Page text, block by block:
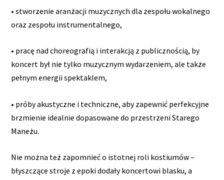
• stworzenie aranżacji muzycznych dla zespołu wokalnego
oraz zespołu instrumentalnego,
• pracę nad choreografią i interakcją z publicznością, by
koncert był nie tylko muzycznym wydarzeniem, ale także
pełnym energii spektaklem,
• próby akustyczne i techniczne, aby zapewnić perfekcyjne
brzmienie idealnie dopasowane do przestrzeni Starego
Maneżu.
Nie można też zapomnieć o istotnej roli kostiumów –
błyszczące stroje z epoki dodały koncertowi blasku, a